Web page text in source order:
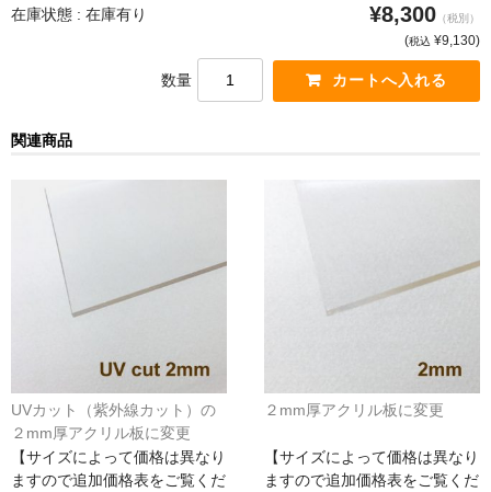
在庫状態 : 在庫有り ¥8,300 （税別）
(税込 ¥9,130)
数量
関連商品
UVカット（紫外線カット）の
２mm厚アクリル板に変更
【サイズによって価格は異なり
ますので追加価格表をご覧くだ
２mm厚アクリル板に変更
【サイズによって価格は異なり
ますので追加価格表をご覧くだ